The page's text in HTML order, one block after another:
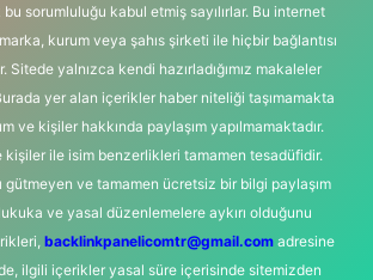
sorumluluğu kabul etmiş sayılırlar. Bu internet
kurum veya şahıs şirketi ile hiçbir bağlantısı
Sitede yalnızca kendi hazırladığımız makaleler
yer alan içerikler haber niteliği taşımamakta
ve kişiler hakkında paylaşım yapılmamaktadır.
kişiler ile isim benzerlikleri tamamen tesadüfidir.
gütmeyen ve tamamen ücretsiz bir bilgi paylaşım
ve yasal düzenlemelere aykırı olduğunu
backlinkpanelicomtr@gmail.comadresine
ilgili içerikler yasal süre içerisinde sitemizden